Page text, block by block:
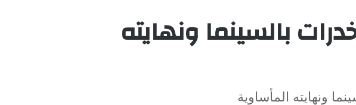
بالسينما ونهايته
ونهايته المأساوية